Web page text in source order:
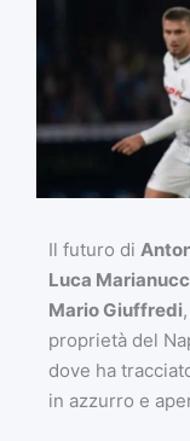
Il futuro di
Luca
Mario Giuffredi
proprietà del
dove ha
in azzurro e